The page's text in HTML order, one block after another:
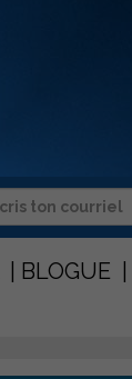
BLOGUE